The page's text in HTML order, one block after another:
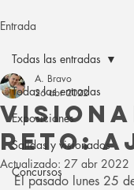
Entrada
Todas las entradas
Exposiciones
Salidas y visionados
Concursos
Todas las entradas
reto:
A. Bravo
26 abr 2022
Actualizado: 27 abr 2022
El pasado lunes 25